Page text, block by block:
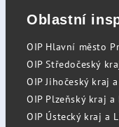
Oblastní
OIP Hlavní město
OIP Středočeský
OIP Jihočeský kraj
OIP Plzeňský kraj
OIP Ústecký kraj a